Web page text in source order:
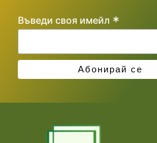
Въведи своя имейл *